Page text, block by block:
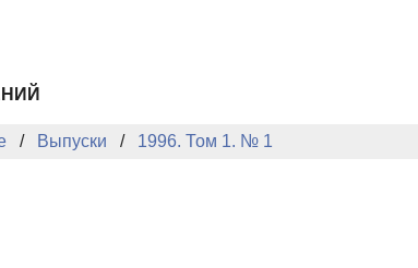
Выпуски 1996. Том 1. № 1